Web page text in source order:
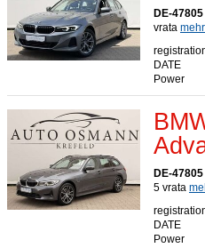
DE-
vrata
DATE
Power
DE-
5 vrata
DATE
Power